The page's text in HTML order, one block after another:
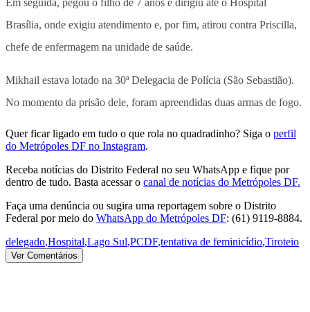
Brasília, onde exigiu atendimento e, por fim, atirou contra Priscilla,
chefe de enfermagem na unidade de saúde.
Mikhail estava lotado na 30ª Delegacia de Polícia (São Sebastião).
No momento da prisão dele, foram apreendidas duas armas de fogo.
Quer ficar ligado em tudo o que rola no quadradinho? Siga o perfil
do Metrópoles DF no Instagram.
Receba notícias do Distrito Federal no seu WhatsApp e fique por
dentro de tudo. Basta acessar o canal de notícias do Metrópoles DF.
Faça uma denúncia ou sugira uma reportagem sobre o Distrito
Federal por meio do WhatsApp do Metrópoles DF: (61) 9119-8884.
delegado,Hospital,Lago Sul,PCDF,tentativa de feminicídio,Tiroteio
Ver Comentários